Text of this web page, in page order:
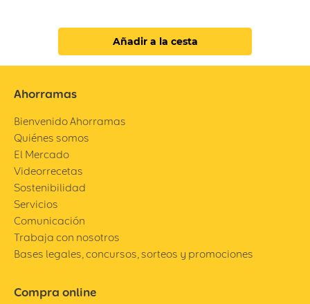
Añadir a la cesta
Ahorramas
Bienvenido Ahorramas
Quiénes somos
El Mercado
Videorrecetas
Sostenibilidad
Servicios
Comunicación
Trabaja con nosotros
Bases legales, concursos, sorteos y promociones
Compra online